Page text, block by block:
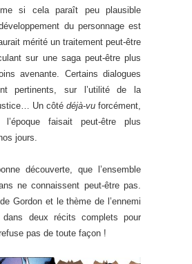
si cela paraît peu plausible
du personnage est
mérité un traitement peut-être
sur une saga peut-être plus
avenante. Certains dialogues
pertinents, sur l’utilité de la
Un côté déjà-vu forcément,
faisait peut-être plus
jours.
découverte, que l’ensemble
ne connaissent peut-être pas.
Gordon et le thème de l’ennemi
dans deux récits complets pour
pas de toute façon !